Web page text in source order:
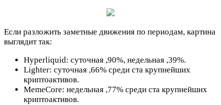
Если разложить заметные движения по периодам, картина
выглядит так:
Hyperliquid: суточная ,90%, недельная ,39%.
Lighter: суточная ,66% среди ста крупнейших
криптоактивов.
MemeCore: недельная ,77% среди ста крупнейших
криптоактивов.